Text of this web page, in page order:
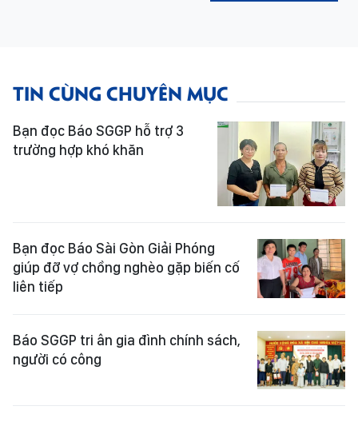
TIN CÙNG CHUYÊN MỤC
Bạn đọc Báo SGGP hỗ trợ 3
trường hợp khó khăn
Bạn đọc Báo Sài Gòn Giải Phóng
giúp đỡ vợ chồng nghèo gặp biến cố
liên tiếp
Báo SGGP tri ân gia đình chính sách,
người có công